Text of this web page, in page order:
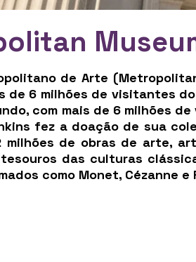
de Arte
de 6 milhões de visitantes
com mais de 6 milhões
fez a doação de sua
milhões de obras de arte,
tesouros das culturas
como Monet, Cézanne e